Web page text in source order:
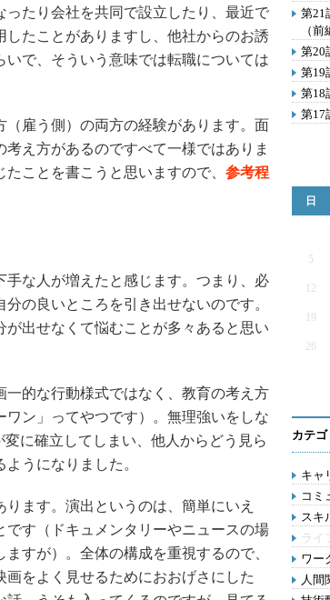
たり会社を共同で設立したり、最近で
たことがありますし、他社からのお誘
で、そういう意味では転職については
雇う側）の両方の経験があります。面
え方があるのですべて一様ではありま
ことを書こうと思いますので、 参考程
な人が増えたと感じます。つまり、必
の良いところを引き出せないのです。
出せなくて悩むことが多々あると思い
的な行動様式ではなく、教育の考え方
ン」ってやつです）。無理強いをしな
に確立してしまい、他人からどう見ら
うになりました。
ます。演出というのは、簡単にいえ
す（ドキュメンタリーやニュースの場
すが）。全体の構成を重視するので、
をよく見せるためにおおげさにした
第21
（前
第20
第19
第18
第17
日
5
12
19
26
カテ
キャ
コミ
スキ
ライ
ワー
人間